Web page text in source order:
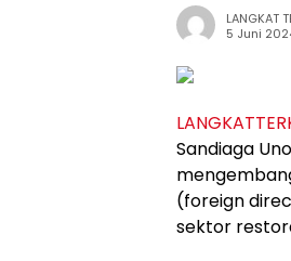
LANGKAT
5 Juni
Sandiaga
(foreign
sektor